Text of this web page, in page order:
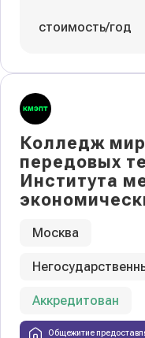
стоимость/год
Колледж
передовых
Института
Москва
Аккредитован
Общежитие